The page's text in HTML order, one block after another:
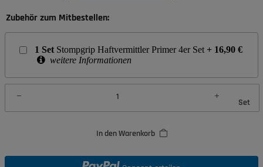
Zubehör zum Mitbestellen:
1 Set Stompgrip Haftvermittler Primer 4er Set + 16,90 €
weitere Informationen
Set
In den Warenkorb